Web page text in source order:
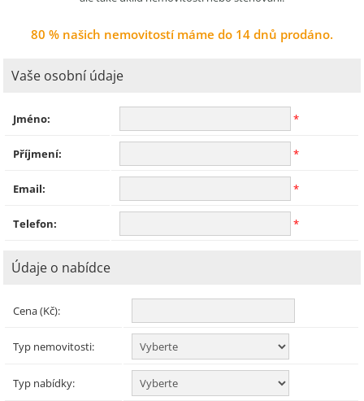
80 % našich nemovitostí máme do 14 dnů prodáno.
Vaše osobní údaje
Jméno: *
Příjmení: *
Email: *
Telefon: *
Údaje o nabídce
Cena (Kč):
Typ nemovitosti:
Typ nabídky: